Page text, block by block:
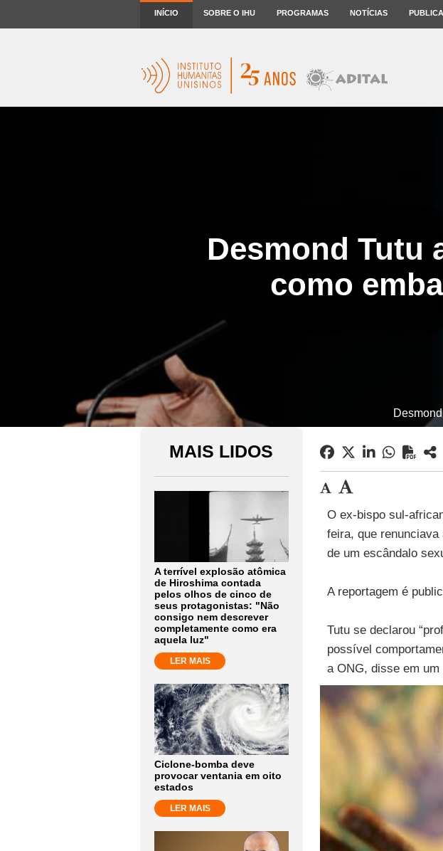
INÍCIO SOBRE O IHU PROGRAMAS NOTÍCIAS
Desmond Tutu
como
MAIS LIDOS
A terrível explosão atômica
de Hiroshima contada
pelos olhos de cinco de
seus protagonistas: "Não
consigo nem descrever
completamente como era
aquela luz"
LER MAIS
Ciclone-bomba deve
provocar ventania em oito
estados
LER MAIS
O ex-bispo sul-
feira, que
de um escândalo
A reportagem é
Tutu se declarou
possível
a ONG, disse em um